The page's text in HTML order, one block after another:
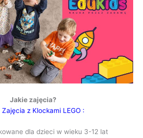
Jakie zajęcia?
Zajęcia z Klockami LEGO :
dla dzieci w wieku 3-12 lat